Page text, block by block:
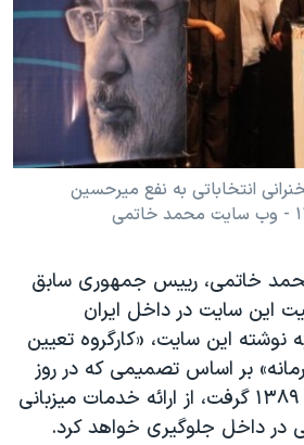
۲۰۲۴
اسرائیل
رهبری ایران
انتخاباتی به نفع میرحسین
محمد خاتمی، رییس جمهوری سابق
این سایت در داخل ایران
این سایت، «کارگروه تعیین
بر اساس تصمیمی که در روز
چهارشنبه ۱۲ آبان ماه ۱۳۸۹ گرفت، از ارائه خدمات میزبانی
داخل جلوگیری خواهد کرد.